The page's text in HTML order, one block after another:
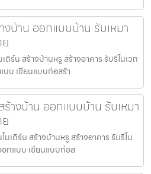
บ้าน ออกแบบบ้าน รับเหมา
ดิร์น สร้างบ้านหรู สร้างอาคาร รับรีโนเวท
บ เขียนแบบก่อสร้า
างบ้าน ออกแบบบ้าน รับเหมา
เดิร์น สร้างบ้านหรู สร้างอาคาร รับรีโน
อกแบบ เขียนแบบก่อส